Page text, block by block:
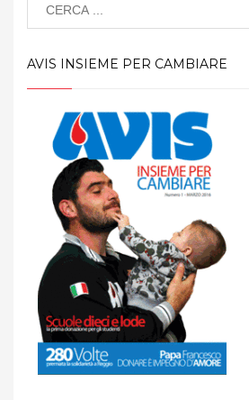
AVIS INSIEME PER CAMBIARE